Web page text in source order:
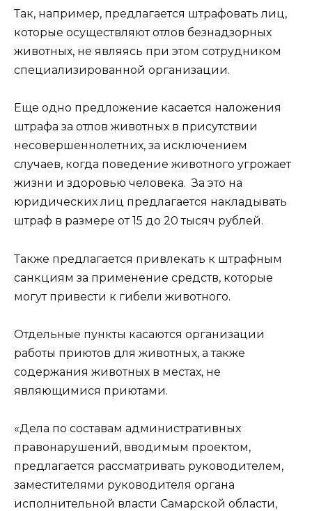
Так, например, предлагается штрафовать лиц,
которые осуществляют отлов безнадзорных
животных, не являясь при этом сотрудником
специализированной организации.
Еще одно предложение касается наложения
штрафа за отлов животных в присутствии
несовершеннолетних, за исключением
случаев, когда поведение животного угрожает
жизни и здоровью человека. За это на
юридических лиц предлагается накладывать
штраф в размере от 15 до 20 тысяч рублей.
Также предлагается привлекать к штрафным
санкциям за применение средств, которые
могут привести к гибели животного.
Отдельные пункты касаются организации
работы приютов для животных, а также
содержания животных в местах, не
являющимися приютами.
«Дела по составам административных
правонарушений, вводимым проектом,
предлагается рассматривать руководителем,
заместителями руководителя органа
исполнительной власти Самарской области,